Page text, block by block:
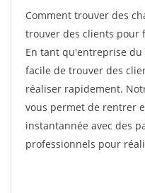
Comment trouver des
trouver des clients pour
En tant qu'entreprise
facile de trouver des
réaliser rapidement.
vous permet de rentrer
instantannée avec des
professionnels pour